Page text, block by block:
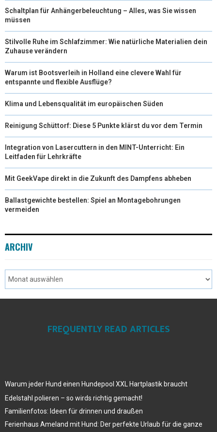
Schaltplan für Anhängerbeleuchtung – Alles, was Sie wissen
müssen
Stilvolle Ruhe im Schlafzimmer: Wie natürliche Materialien dein
Zuhause verändern
Warum ist Bootsverleih in Holland eine clevere Wahl für
entspannte und flexible Ausflüge?
Klima und Lebensqualität im europäischen Süden
Reinigung Schüttorf: Diese 5 Punkte klärst du vor dem Termin
Integration von Lasercuttern in den MINT-Unterricht: Ein
Leitfaden für Lehrkräfte
Mit GeekVape direkt in die Zukunft des Dampfens abheben
Ballastgewichte bestellen: Spiel an Montagebohrungen
vermeiden
ARCHIV
FREQUENTLY READ ARTICLES
Warum jeder Hund einen Hundepool XXL Hartplastik braucht
Edelstahl polieren – so wirds richtig gemacht!
Familienfotos: Ideen für drinnen und draußen
Ferienhaus Ameland mit Hund: Der perfekte Urlaub für die ganze